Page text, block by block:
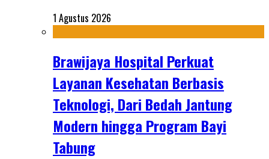
1 Agustus 2026
Brawijaya Hospital Perkuat
Layanan Kesehatan Berbasis
Teknologi, Dari Bedah Jantung
Modern hingga Program Bayi
Tabung